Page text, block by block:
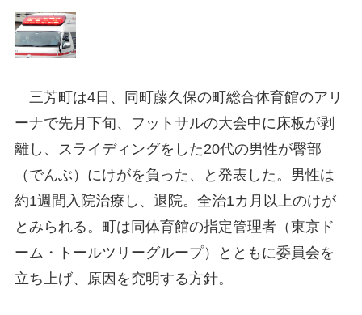
三芳町は4日、同町藤久保の町総合体育館のアリ
ーナで先月下旬、フットサルの大会中に床板が剥
離し、スライディングをした20代の男性が臀部
（でんぶ）にけがを負った、と発表した。男性は
約1週間入院治療し、退院。全治1カ月以上のけが
とみられる。町は同体育館の指定管理者（東京ド
ーム・トールツリーグループ）とともに委員会を
立ち上げ、原因を究明する方針。